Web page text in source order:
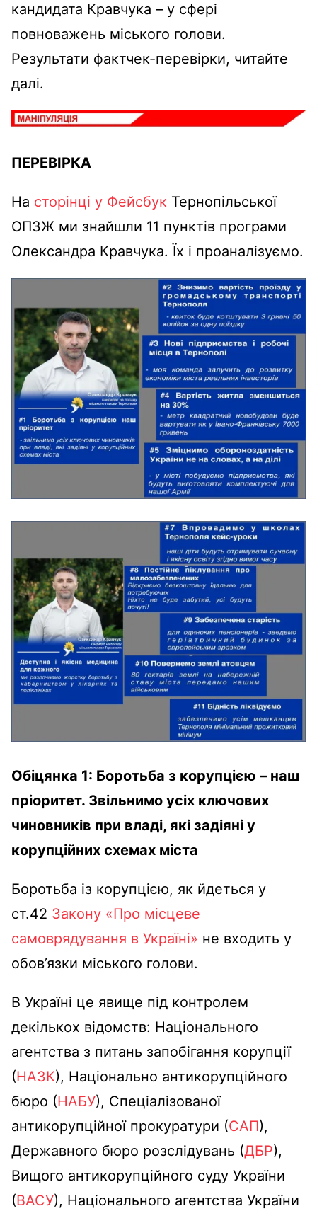
кандидата Кравчука – у сфері
повноважень міського голови.
Результати фактчек-перевірки, читайте
далі.
ПЕРЕВІРКА
На сторінці у Фейсбук Тернопільської
ОПЗЖ ми знайшли 11 пунктів програми
Олександра Кравчука. Їх і проаналізуємо.
Обіцянка 1: Боротьба з корупцією – наш
пріоритет. Звільнимо усіх ключових
чиновників при владі, які задіяні у
корупційних схемах міста
Боротьба із корупцією, як йдеться у
ст.42 Закону «Про місцеве
самоврядування в Україні» не входить у
обов’язки міського голови.
В Україні це явище під контролем
декількох відомств: Національного
агентства з питань запобігання корупції
(НАЗК), Національно антикорупційного
бюро (НАБУ), Спеціалізованої
антикорупційної прокуратури (САП),
Державного бюро розслідувань (ДБР),
Вищого антикорупційного суду України
(ВАСУ), Національного агентства України